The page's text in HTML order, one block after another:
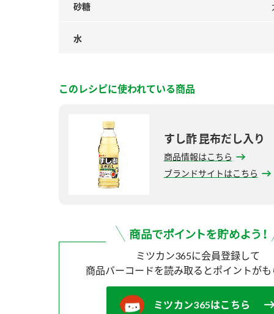
砂糖
水
このレシピに使われている商品
すし酢 昆布だし入り
商品情報はこちら
ブランドサイトはこちら
ミツカン365に会員登録して
商品バーコードを読み取ると ポイントが
ミツカン365はこちら